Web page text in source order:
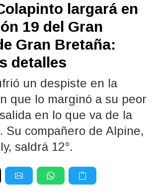
largará en
19 del Gran
Gran Bretaña:
detalles
un despiste en la
que lo marginó a su peor
en lo que va de la
Su compañero de Alpine,
saldrá 12°.